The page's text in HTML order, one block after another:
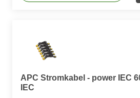
APC Stromkabel - power IEC
IEC